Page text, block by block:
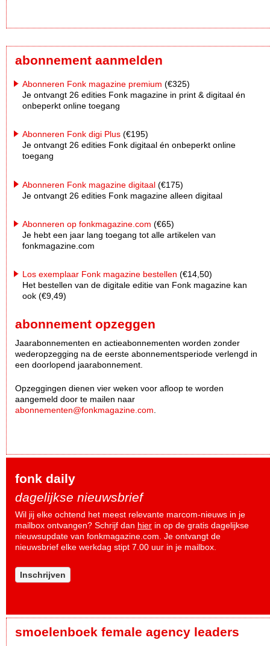
abonnement aanmelden
Abonneren Fonk magazine premium (€325)
Je ontvangt 26 edities Fonk magazine in print & digitaal én
onbeperkt online toegang
Abonneren Fonk digi Plus (€195)
Je ontvangt 26 edities Fonk digitaal én onbeperkt online
toegang
Abonneren Fonk magazine digitaal (€175)
Je ontvangt 26 edities Fonk magazine alleen digitaal
Abonneren op fonkmagazine.com (€65)
Je hebt een jaar lang toegang tot alle artikelen van
fonkmagazine.com
Los exemplaar Fonk magazine bestellen (€14,50)
Het bestellen van de digitale editie van Fonk magazine kan
ook (€9,49)
abonnement opzeggen
Jaarabonnementen en actieabonnementen worden zonder
wederopzegging na de eerste abonnementsperiode verlengd in
een doorlopend jaarabonnement.
Opzeggingen dienen vier weken voor afloop te worden
aangemeld door te mailen naar
abonnementen@fonkmagazine.com
fonk daily
dagelijkse nieuwsbrief
Wil jij elke ochtend het meest relevante marcom-nieuws in je
mailbox ontvangen? Schrijf dan hier in op de gratis dagelijkse
nieuwsupdate van fonkmagazine.com. Je ontvangt de
nieuwsbrief elke werkdag stipt 7.00 uur in je mailbox.
Inschrijven
smoelenboek female agency leaders